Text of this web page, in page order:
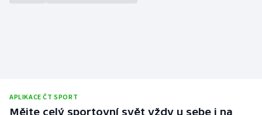
APLIKACE ČT SPORT
Mějte celý sportovní svět vždy u sebe i na